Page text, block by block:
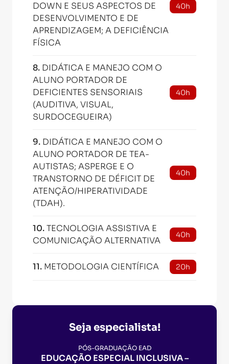
DOWN E SEUS ASPECTOS DE
DESENVOLVIMENTO E DE
APRENDIZAGEM; A DEFICIÊNCIA
FÍSICA
40h
8. DIDÁTICA E MANEJO COM O
ALUNO PORTADOR DE
DEFICIENTES SENSORIAIS
(AUDITIVA, VISUAL,
SURDOCEGUEIRA)
40h
9. DIDÁTICA E MANEJO COM O
ALUNO PORTADOR DE TEA-
AUTISTAS; ASPERGE E O
TRANSTORNO DE DÉFICIT DE
ATENÇÃO/HIPERATIVIDADE
(TDAH).
40h
10.TECNOLOGIA ASSISTIVA E
COMUNICAÇÃO ALTERNATIVA
40h
11. METODOLOGIA CIENTÍFICA 20h
Seja especialista!
PÓS-GRADUAÇÃO EAD
EDUCAÇÃO ESPECIAL INCLUSIVA –